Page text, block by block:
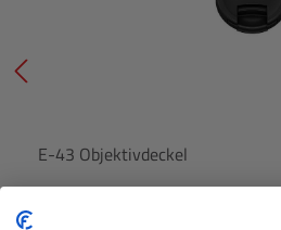
E-43 Objektivdeckel